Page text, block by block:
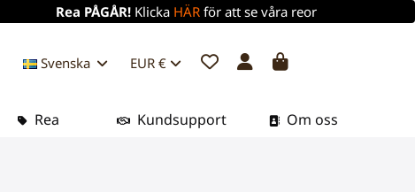
Rea PÅGÅR!Klicka HÄR för att se våra reor
EUR €
Svenska
Rea Om oss
Kundsupport